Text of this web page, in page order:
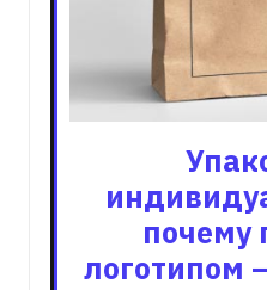
почему
логотипом